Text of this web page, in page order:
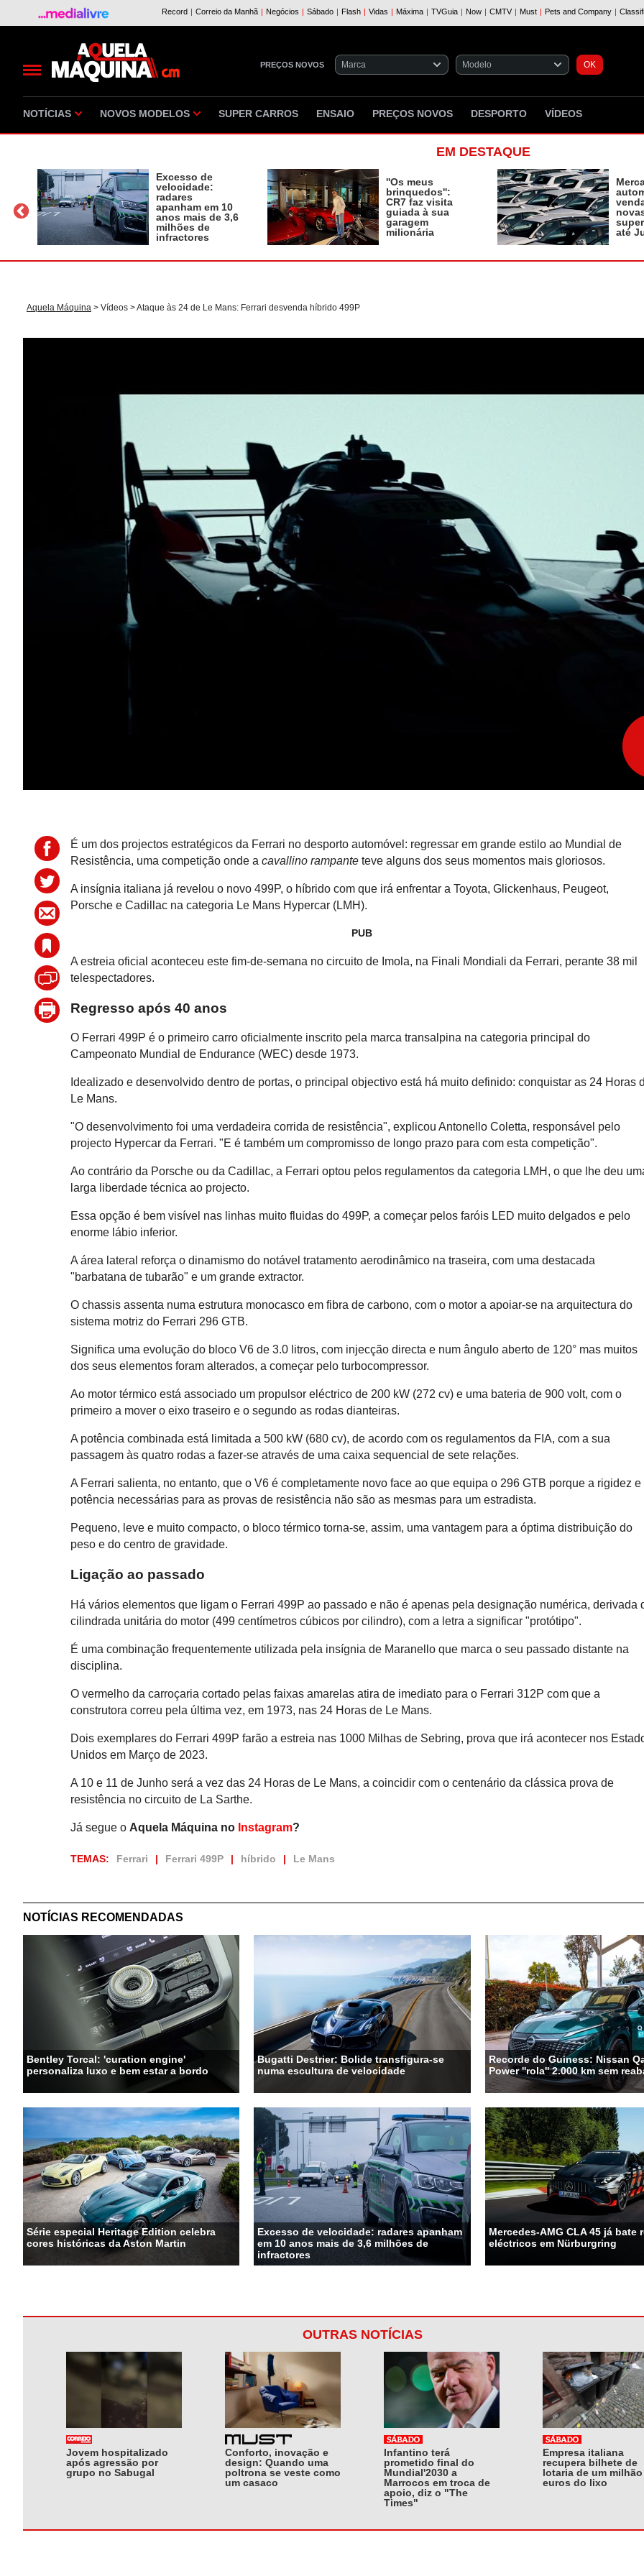
PREÇOS NOVOS
NOTÍCIAS NOVOS MODELOS SUPER CARROS ENSAIO PREÇOS NOVOS DESPORTO VÍDEOS
EM DESTAQUE
Excesso de
velocidade:
radares
apanham em 10
anos mais de 3,6
milhões de
infractores
''Os meus
brinquedos'':
CR7 faz visita
guiada à sua
garagem
milionária
até
Aquela Máquina > Vídeos > Ataque às 24 de Le Mans: Ferrari desvenda híbrido 499P
É um dos projectos estratégicos da Ferrari no desporto automóvel: regressar em grande estilo ao Mundial de
Resistência, uma competição onde acavallino rampante teve alguns dos seus momentos mais gloriosos.
A insígnia italiana já revelou o novo 499P, o híbrido com que irá enfrentar a Toyota, Glickenhaus, Peugeot,
Porsche e Cadillac na categoria Le Mans Hypercar (LMH).
PUB
A estreia oficial aconteceu este fim-de-semana no circuito de Imola, na Finali Mondiali da Ferrari, perante 38 mil
telespectadores.
Regresso após 40 anos
O Ferrari 499P é o primeiro carro oficialmente inscrito pela marca transalpina na categoria principal do
Campeonato Mundial de Endurance (WEC) desde 1973.
Idealizado e desenvolvido dentro de portas, o principal objectivo está há muito definido: conquistar as 24 Horas
Le Mans.
"O desenvolvimento foi uma verdadeira corrida de resistência", explicou Antonello Coletta, responsável pelo
projecto Hypercar da Ferrari. "E é também um compromisso de longo prazo para com esta competição".
Ao contrário da Porsche ou da Cadillac, a Ferrari optou pelos regulamentos da categoria LMH, o que lhe deu
larga liberdade técnica ao projecto.
Essa opção é bem visível nas linhas muito fluidas do 499P, a começar pelos faróis LED muito delgados e pelo
enorme lábio inferior.
A área lateral reforça o dinamismo do notável tratamento aerodinâmico na traseira, com uma destacada
"barbatana de tubarão" e um grande extractor.
O chassis assenta numa estrutura monocasco em fibra de carbono, com o motor a apoiar-se na arquitectura do
sistema motriz do Ferrari 296 GTB.
Significa uma evolução do bloco V6 de 3.0 litros, com injecção directa e num ângulo aberto de 120° mas muitos
dos seus elementos foram alterados, a começar pelo turbocompressor.
Ao motor térmico está associado um propulsor eléctrico de 200 kW (272 cv) e uma bateria de 900 volt, com o
primeiro a mover o eixo traseiro e o segundo as rodas dianteiras.
A potência combinada está limitada a 500 kW (680 cv), de acordo com os regulamentos da FIA, com a sua
passagem às quatro rodas a fazer-se através de uma caixa sequencial de sete relações.
A Ferrari salienta, no entanto, que o V6 é completamente novo face ao que equipa o 296 GTB porque a rigidez e
potência necessárias para as provas de resistência não são as mesmas para um estradista.
Pequeno, leve e muito compacto, o bloco térmico torna-se, assim, uma vantagem para a óptima distribuição do
peso e do centro de gravidade.
Ligação ao passado
Há vários elementos que ligam o Ferrari 499P ao passado e não é apenas pela designação numérica, derivada
cilindrada unitária do motor (499 centímetros cúbicos por cilindro), com a letra a significar "protótipo".
É uma combinação frequentemente utilizada pela insígnia de Maranello que marca o seu passado distante na
disciplina.
O vermelho da carroçaria cortado pelas faixas amarelas atira de imediato para o Ferrari 312P com que a
construtora correu pela última vez, em 1973, nas 24 Horas de Le Mans.
Dois exemplares do Ferrari 499P farão a estreia nas 1000 Milhas de Sebring, prova que irá acontecer nos
Unidos em Março de 2023.
A 10 e 11 de Junho será a vez das 24 Horas de Le Mans, a coincidir com o centenário da clássica prova de
resistência no circuito de La Sarthe.
Já segue o Aquela Máquina no Instagram?
TEMAS: Ferrari Ferrari 499P híbrido Le Mans
NOTÍCIAS RECOMENDADAS
Bentley Torcal: 'curation engine'
personaliza luxo e bem estar a bordo
Bugatti Destrier: Bolide transfigura-se
numa escultura de velocidade
Recorde do Guiness: Nissan
Power ''rola'' 2.000 km sem
Série especial Heritage Edition celebra
cores históricas da Aston Martin
Excesso de velocidade: radares apanham
em 10 anos mais de 3,6 milhões de
infractores
Mercedes-AMG CLA 45 já bate
eléctricos em Nürburgring
OUTRAS NOTÍCIAS
Jovem hospitalizado
após agressão por
grupo no Sabugal
Conforto, inovação e
design: Quando uma
poltrona se veste como
um casaco
Infantino terá
prometido final do
Mundial'2030 a
Marrocos em troca de
apoio, diz o "The
Times"
Empresa italiana
recupera bilhete de
lotaria de um
euros do lixo